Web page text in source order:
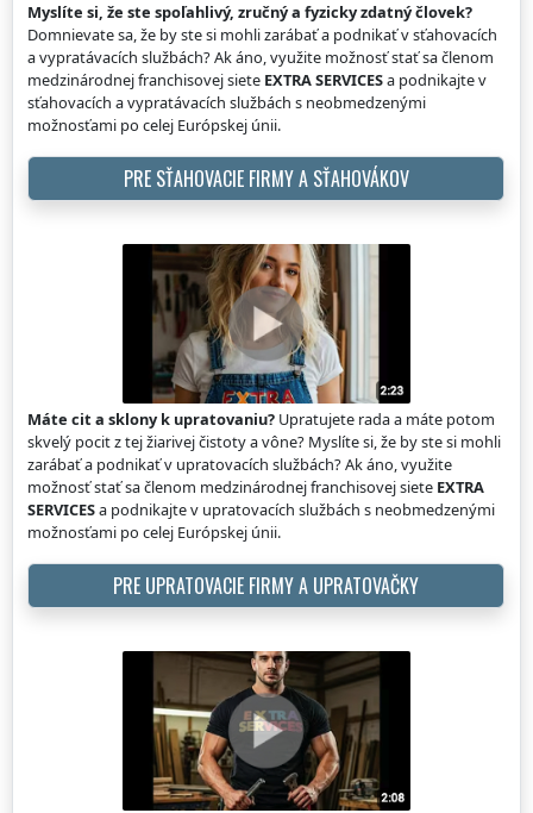
Myslíte si, že ste spoľahlivý, zručný a fyzicky zdatný človek?
Domnievate sa, že by ste si mohli zarábať a podnikať v sťahovacích
a vypratávacích službách? Ak áno, využite možnosť stať sa členom
medzinárodnej franchisovej siete EXTRA SERVICESa podnikajte v
sťahovacích a vypratávacích službách s neobmedzenými
možnosťami po celej Európskej únii.
PRE SŤAHOVACIE FIRMY A SŤAHOVÁKOV
Máte cit a sklony k upratovaniu? Upratujete rada a máte potom
skvelý pocit z tej žiarivej čistoty a vône? Myslíte si, že by ste si mohli
zarábať a podnikať v upratovacích službách? Ak áno, využite
možnosť stať sa členom medzinárodnej franchisovej siete EXTRA
SERVICESa podnikajte v upratovacích službách s neobmedzenými
možnosťami po celej Európskej únii.
PRE UPRATOVACIE FIRMY A UPRATOVAČKY